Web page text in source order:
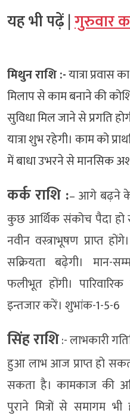
यह भी पढ़ें |गुरुवार
मिथुन राशि :-यात्रा प्रवास
मिलाप से काम बनाने की
सुविधा मिल जाने से प्रगति
यात्रा शुभ रहेगी। काम को
में बाधा उभरने से मानसिक
कर्क राशि :– आगे बढ़ने के
कुछ आर्थिक संकोच पैदा हो
नवीन वस्त्राभूषण प्राप्त
सक्रियता बढ़ेगी। मान-
फलीभूत होंगी।
इन्तजार करें। शुभांक-1-5-6
सिंह राशि:- लाभकारी
हुआ लाभ आज प्राप्त हो
सकता है। कामकाज की
पुराने मित्रों से समागम